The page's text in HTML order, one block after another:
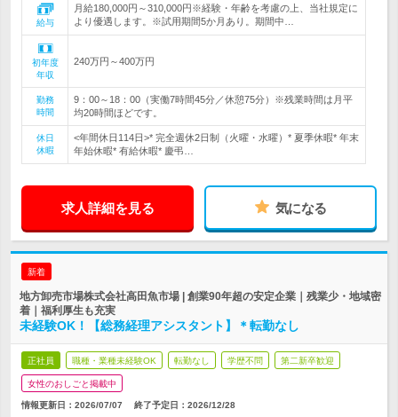
給与
月給180,000円～310,000円※経験・年齢を考慮の上、当社規定に
より優遇します。※試用期間5か月あり。期間中…
初年度
年収
240万円～400万円
勤務
時間
9：00～18：00（実働7時間45分／休憩75分）※残業時間は月平
均20時間ほどです。
休日
休暇
<年間休日114日>* 完全週休2日制（火曜・水曜）* 夏季休暇* 年末
年始休暇* 有給休暇* 慶弔…
求人詳細を見る 気になる
新着
地方卸売市場株式会社高田魚市場 | 創業90年超の安定企業｜残業少・地域密
着｜福利厚生も充実
未経験OK！【総務経理アシスタント】＊転勤なし
正社員 職種・業種未経験OK 転勤なし 学歴不問 第二新卒歓迎
女性のおしごと掲載中
情報更新日：2026/07/07 終了予定日： 2026/12/28